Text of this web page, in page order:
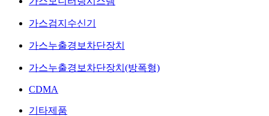
가스검지수신기
가스누출경보차단장치
가스누출경보차단장치(방폭형)
CDMA
기타제품